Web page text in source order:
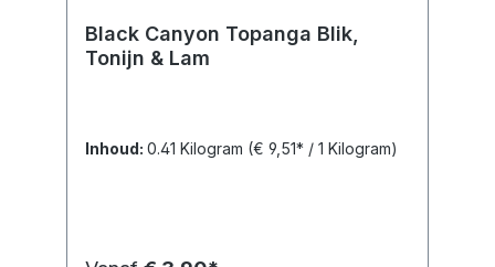
Black Canyon Topanga Blik,
Tonijn & Lam
Inhoud: 0.41 Kilogram (€ 9,51* / 1 Kilogram)